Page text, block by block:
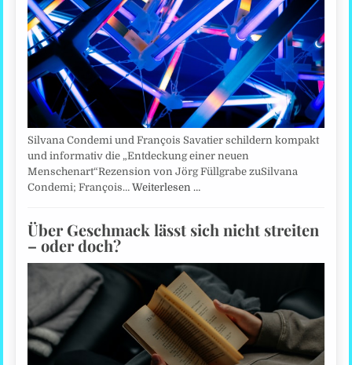
Silvana Condemi und François Savatier schildern kompakt
und informativ die „Entdeckung einer neuen
Menschenart“Rezension von Jörg Füllgrabe zuSilvana
Condemi; François…Weiterlesen …
Über Geschmack lässt sich nicht streiten
– oder doch?